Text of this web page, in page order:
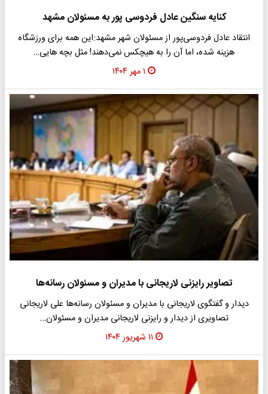
کنایه سنگین عادل فردوسی پور به مسئولان مشهد
انتقاد عادل فردوسی‌پور از مسئولان شهر مشهد:این همه برای ورزشگاه
هزینه شده، اما آن را به هیچکس نمی‌دهند! مثل بچه هایی…
۱ مهر ۱۴۰۴
تصاویر رایزنی لاریجانی با مدیران و مسئولان رسانه‌ها
دیدار و گفتگوی لاریجانی با مدیران و مسئولان رسانه‌ها علی لاریجانی
تصاویری از دیدار و رایزنی لاریجانی مدیران و مسئولان…
۱۱ شهریور ۱۴۰۴